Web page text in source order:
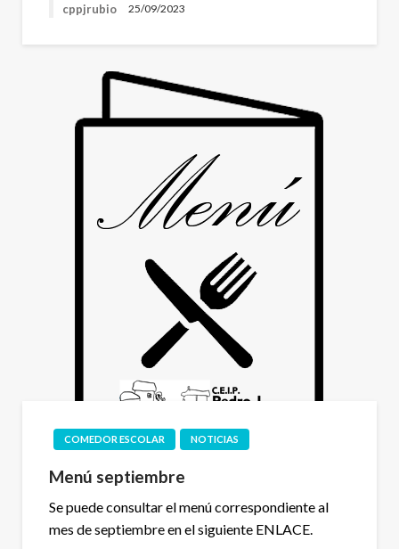
cppjrubio 25/09/2023
COMEDOR ESCOLAR NOTICIAS
Menú septiembre
Se puede consultar el menú correspondiente al
mes de septiembre en el siguiente ENLACE.